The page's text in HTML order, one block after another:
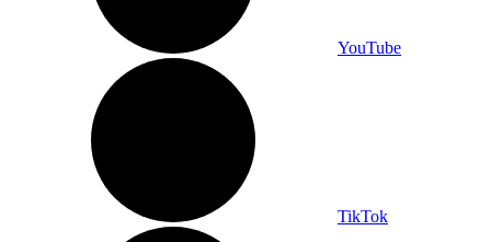
YouTube
TikTok